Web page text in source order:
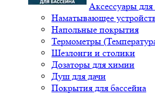
Аксессуары для
Наматывающее
Напольные покрытия
Термометры
Шезлонги и столики
Дозаторы для химии
Душ для дачи
Покрытия для бассейна